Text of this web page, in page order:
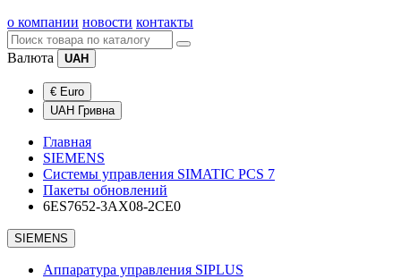
о компании новости контакты
Валюта UAH
€ Euro
UAH Гривна
Главная
SIEMENS
Системы управления SIMATIC PCS 7
Пакеты обновлений
6ES7652-3AX08-2CE0
SIEMENS
Аппаратура управления SIPLUS